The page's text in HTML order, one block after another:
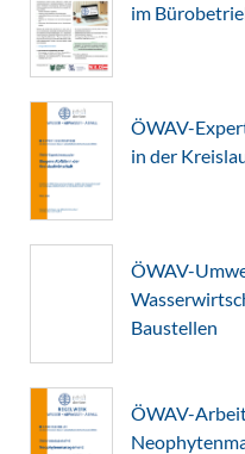
im
ÖWAV-
in der
ÖWAV-
Baustellen
ÖWAV-